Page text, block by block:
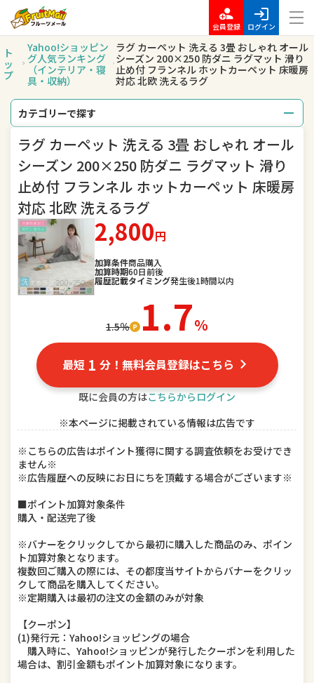
会員登録 ログイン
ト
ッ
プ
Yahoo!ショッピン
グ人気ランキング
（インテリア・寝
具・収納）
ラグ カーペット 洗える 3畳 おしゃれ オール
シーズン 200×250 防ダニ ラグマット 滑り
止め付 フランネル ホットカーペット 床暖房
対応 北欧 洗えるラグ
カテゴリーで探す
総合 レディースファッション
メンズファッション
腕時計
スポーツ アウトドア、釣り
家電
食品
DIY、工具 キッチン用品・食器・調理器具
本・雑誌・コミック ゲーム、おもちゃ
楽器、手芸、コレクション 車用品・バイク用品
美容・コスメ・香水
ペット・ペットグッズ
ラグ カーペット 洗える 3畳 おしゃれ オール
シーズン 200×250 防ダニ ラグマット 滑り
止め付 フランネル ホットカーペット 床暖房
対応 北欧 洗えるラグ
2,800円
加算条件商品購入
加算時期60日前後
履歴記載タイミング発生後1時間以内
1.5％ 1.7％
最短 1 分！無料会員登録はこちら
既に会員の方はこちらからログイン
※本ページに掲載されている情報は広告です
※こちらの広告はポイント獲得に関する調査依頼をお受けでき
ません※
※広告履歴への反映にお日にちを頂戴する場合がございます※
■ポイント加算対象条件
購入・配送完了後
※バナーをクリックしてから最初に購入した商品のみ、ポイン
ト加算対象となります。
複数回ご購入の際には、その都度当サイトからバナーをクリッ
クして商品を購入してください。
※定期購入は最初の注文の金額のみが対象
【クーポン】
(1)発行元：Yahoo!ショッピングの場合
購入時に、Yahoo!ショッピンが発行したクーポンを利用した
場合は、割引金額もポイント加算対象になります。